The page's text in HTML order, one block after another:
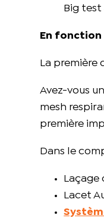
Big test
En fonction
La première
Avez-vous
mesh
première
Dans le
Laçage
Lacet